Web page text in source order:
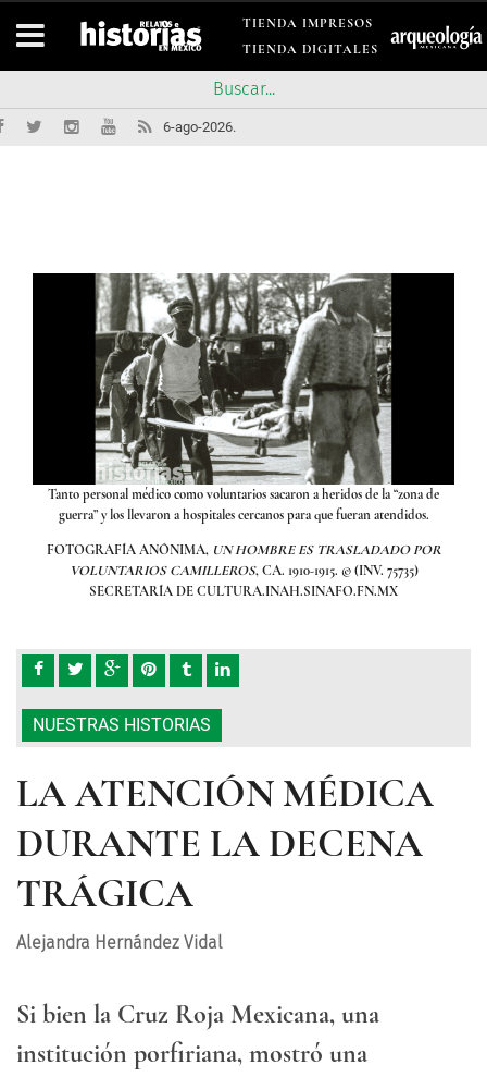
TIENDA IMPRESOS
TIENDA DIGITALES
6-ago-2026.
Tanto personal médico como voluntarios sacaron a heridos de la “zona de
guerra” y los llevaron a hospitales cercanos para que fueran atendidos.
FOTOGRAFÍA ANÓNIMA, UN HOMBRE ES TRASLADADO POR
VOLUNTARIOS CAMILLEROS, CA. 1910-1915. © (INV. 75735)
SECRETARÍA DE CULTURA.INAH.SINAFO.FN.MX
NUESTRAS HISTORIAS
LA ATENCIÓN MÉDICA
DURANTE LA DECENA
TRÁGICA
Alejandra Hernández Vidal
Si bien la Cruz Roja Mexicana, una
institución porfiriana, mostró una